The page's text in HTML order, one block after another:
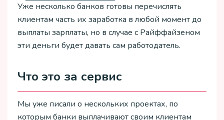
Уже несколько банков готовы перечислять
клиентам часть их заработка в любой момент до
выплаты зарплаты, но в случае с Райффайзеном
эти деньги будет давать сам работодатель.
Что это за сервис
Мы уже писали о нескольких проектах, по
которым банки выплачивают своим клиентам